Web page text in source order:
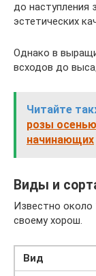
до наступления
эстетических
Однако в
всходов до
Читайте
розы
начинающих
Виды и
Известно около
своему хорош.
Вид